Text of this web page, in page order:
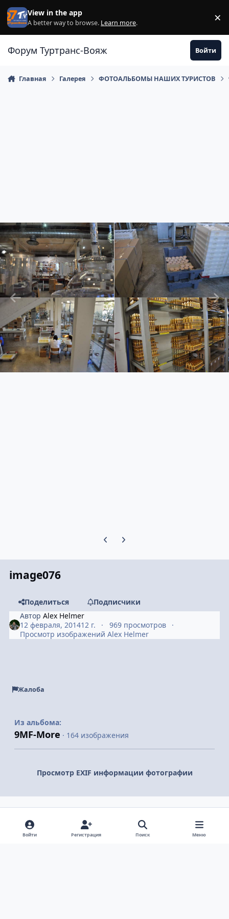
Перейти к содержанию
View in the app
A better way to browse. Learn more. ×
Форум Туртранс-Вояж Войти
Главная Галерея ФОТОАЛЬБОМЫ НАШИХ ТУРИСТОВ
Предыдущий слайд карусели
Следующий слайд карусели
image076
Поделиться
Подписчики
АвторAlex Helmer
12 февраля, 201412 г.
969 просмотров
Просмотр изображений Alex Helmer
Жалоба
Из альбома:
9MF-More · 164 изображения
Просмотр EXIF информации фотографии
Войти Регистрация Поиск Меню